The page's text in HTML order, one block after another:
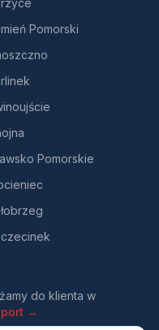
Pomorski
Pomorskie
do klienta w
→